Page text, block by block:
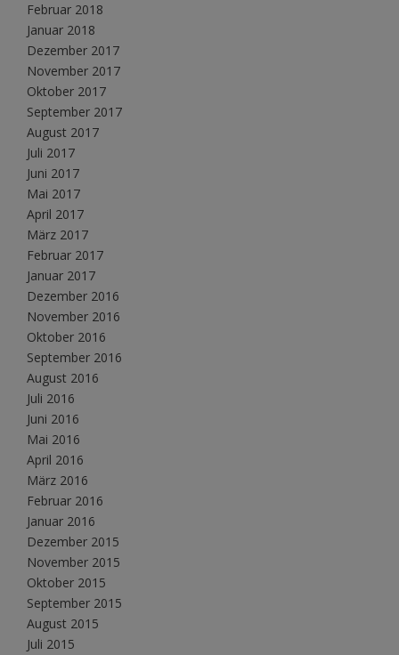
Februar 2018
Januar 2018
Dezember 2017
November 2017
Oktober 2017
September 2017
August 2017
Juli 2017
Juni 2017
Mai 2017
April 2017
März 2017
Februar 2017
Januar 2017
Dezember 2016
November 2016
Oktober 2016
September 2016
August 2016
Juli 2016
Juni 2016
Mai 2016
April 2016
März 2016
Februar 2016
Januar 2016
Dezember 2015
November 2015
Oktober 2015
September 2015
August 2015
Juli 2015